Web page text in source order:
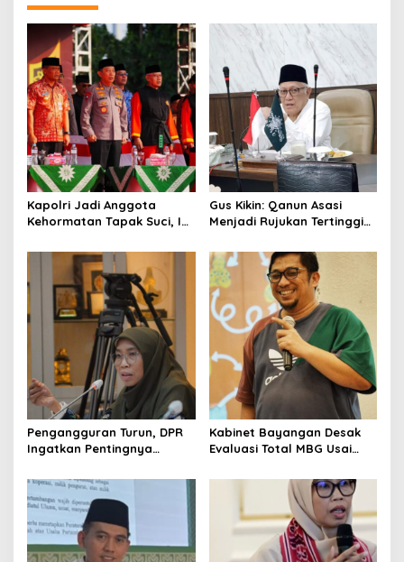
Kapolri Jadi Anggota
Kehormatan Tapak Suci, Ini
Gus Kikin: Qanun Asasi
Menjadi Rujukan Tertinggi
Pengangguran Turun, DPR
Ingatkan Pentingnya
yang Layak
Kabinet Bayangan Desak
Evaluasi Total MBG Usai
Massal